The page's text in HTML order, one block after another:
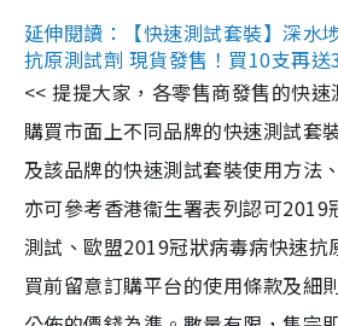
延伸閱讀：【快速測試套裝】深水
抗原測試劑 現貨發售！買10支再送
<< 提提大家，各零售商發售的快速
購買市面上不同品牌的快速測試套
及該品牌的快速測試套裝使用方法
亦可參考香港衞生署表列認可2019
測試、歐盟2019冠狀病毒病快速抗
買前留意訂購平台的使用條款及細